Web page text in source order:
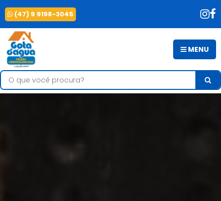
(47) 9 9198-3045
MENU